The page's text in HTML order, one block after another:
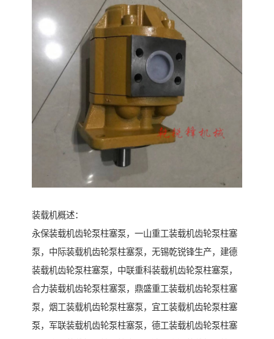
装载机概述：
永保装载机齿轮泵柱塞泵，一山重工装载机齿轮泵柱塞
泵，中际装载机齿轮泵柱塞泵，无锡乾锐锋生产，建德
装载机齿轮泵柱塞泵，中联重科装载机齿轮泵柱塞泵，
合力装载机齿轮泵柱塞泵，鼎盛重工装载机齿轮泵柱塞
泵，烟工装载机齿轮泵柱塞泵，宜工装载机齿轮泵柱塞
泵，军联装载机齿轮泵柱塞泵，德工装载机齿轮泵柱塞